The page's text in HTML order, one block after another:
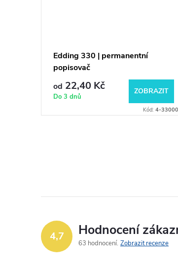
Edding 330 | permanentní
popisovač
od 22,40 Kč
Do 3 dnů
ZOBRAZIT
Kód: 4-
4,7 Hodnocení
63 hodnocení Zobrazit recenze